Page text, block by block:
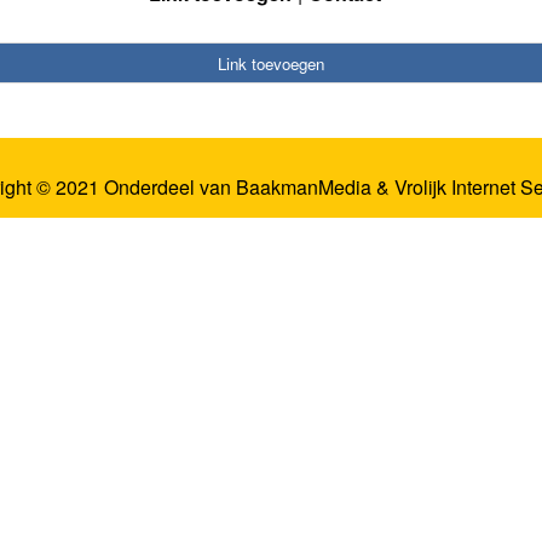
Link toevoegen
© 2021 Onderdeel van BaakmanMedia& Vrolijk Internet